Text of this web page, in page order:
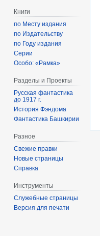
Книги
по Месту издания
по Издательству
по Году издания
Серии
Особо: «Рамка»
Разделы и Проекты
Русская фантастика
до 1917 г.
История Фэндома
Фантастика Башкирии
Разное
Свежие правки
Новые страницы
Справка
Инструменты
Служебные страницы
Версия для печати